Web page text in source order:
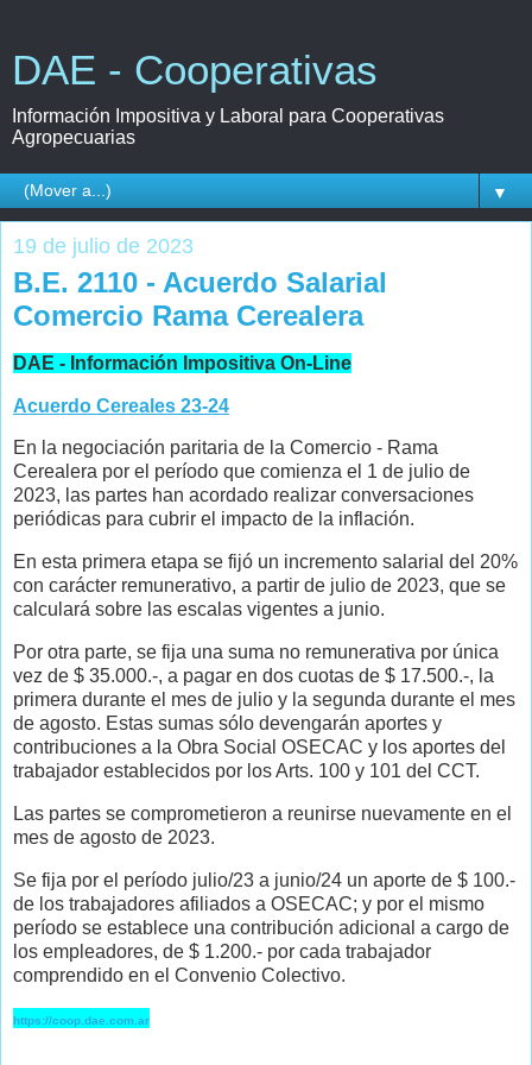
DAE - Cooperativas
Información Impositiva y Laboral para Cooperativas
Agropecuarias
▼
19 de julio de 2023
B.E. 2110 - Acuerdo Salarial
Comercio Rama Cerealera
DAE - Información Impositiva On-Line
Acuerdo Cereales 23-24
En la negociación paritaria de la Comercio - Rama
Cerealera por el período que comienza el 1 de julio de
2023, las partes han acordado realizar conversaciones
periódicas para cubrir el impacto de la inflación.
En esta primera etapa se fijó un incremento salarial del 20%
con carácter remunerativo, a partir de julio de 2023, que se
calculará sobre las escalas vigentes a junio.
Por otra parte, se fija una suma no remunerativa por única
vez de $ 35.000.-, a pagar en dos cuotas de $ 17.500.-, la
primera durante el mes de julio y la segunda durante el mes
de agosto. Estas sumas sólo devengarán aportes y
contribuciones a la Obra Social OSECAC y los aportes del
trabajador establecidos por los Arts. 100 y 101 del CCT.
Las partes se comprometieron a reunirse nuevamente en el
mes de agosto de 2023.
Se fija por el período julio/23 a junio/24 un aporte de $ 100.-
de los trabajadores afiliados a OSECAC; y por el mismo
período se establece una contribución adicional a cargo de
los empleadores, de $ 1.200.- por cada trabajador
comprendido en el Convenio Colectivo.
https://coop.dae.com.ar